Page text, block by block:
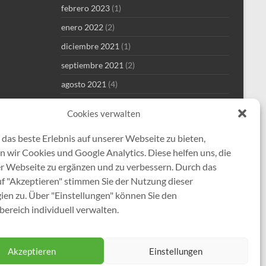
Cookies verwalten
beste Erlebnis auf unserer Webseite zu bieten,
wir Cookies und Google Analytics. Diese helfen uns, die
Webseite zu ergänzen und zu verbessern. Durch das
"Akzeptieren" stimmen Sie der Nutzung dieser
zu. Über "Einstellungen" können Sie den
individuell verwalten.
Akzeptieren Einstellungen
febrero 2023 (1)
enero 2022 (2)
diciembre 2021 (1)
septiembre 2021 (2)
agosto 2021 (4)
mayo 2021(8)
abril 2021
enero 2021(1)
diciembre 2020(5)